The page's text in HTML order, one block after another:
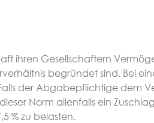
ihren Gesellschaftern
begründet sind. Bei
der Abgabepflichtige dem
Norm allenfalls ein
% zu belasten.